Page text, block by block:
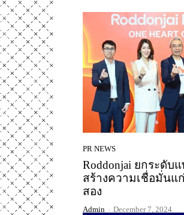
PR NEWS
Roddonjai ยกระดับ
สร้างความเชื่อมั่นแ
สอง
Admin - December 7, 2024